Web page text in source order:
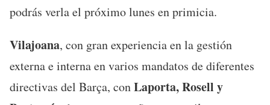
podrás verla el próximo lunes en primicia.
Vilajoana, con gran experiencia en la gestión
externa e interna en varios mandatos de diferentes
directivas del Barça, conLaporta, Rosell y